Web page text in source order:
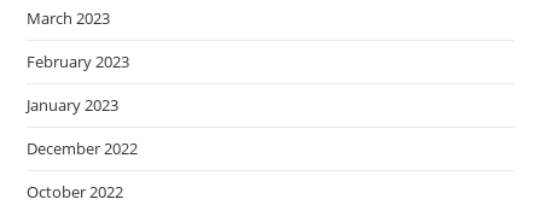
March 2023
February 2023
January 2023
December 2022
October 2022